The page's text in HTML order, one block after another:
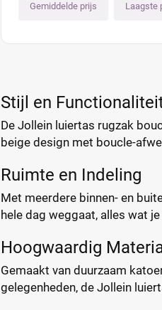
Gemiddelde prijs Laagste
Stijl en
De Jollein luiertas rugzak
beige design met boucle-
Ruimte en Indeling
Met meerdere binnen- en
hele dag weggaat, alles wat
Hoogwaardig
Gemaakt van duurzaam
gelegenheden, de Jollein